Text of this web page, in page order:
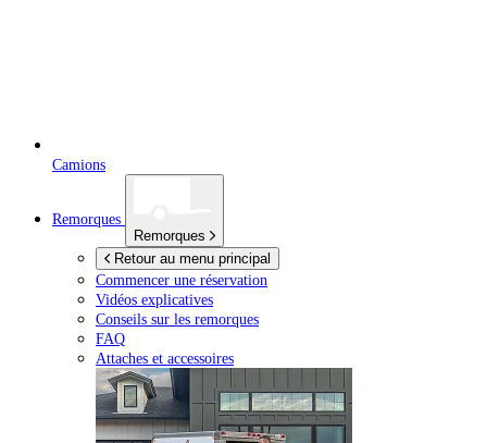
Camions
Remorques
Remorques
Retour au menu principal
Commencer une réservation
Vidéos explicatives
Conseils sur les remorques
FAQ
Attaches et accessoires